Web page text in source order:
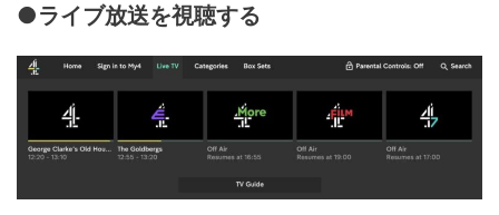
●ライブ放送を視聴する